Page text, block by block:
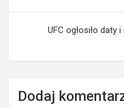
UFC ogłosiło daty
Dodaj